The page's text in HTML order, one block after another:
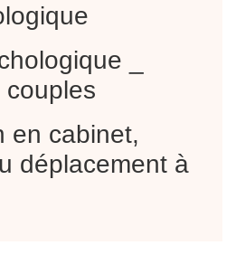
_
en cabinet,
déplacement à